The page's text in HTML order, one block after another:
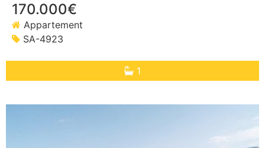
170.000€
Appartement
SA-4923
1